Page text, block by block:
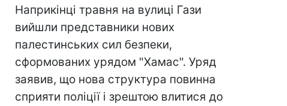
Наприкінці травня на вулиці Гази
вийшли представники нових
палестинських сил безпеки,
сформованих урядом "Хамас". Уряд
заявив, що нова структура повинна
сприяти поліції і зрештою влитися до